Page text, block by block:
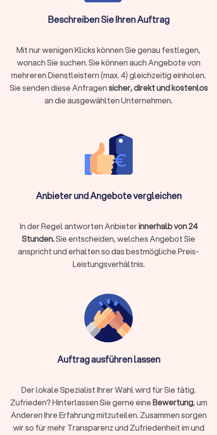
Schilderung Ihrer Lebens- und Finanzsituation die besten
Absicherungen zu gewährleisten. Ob
Versicherungsberater in Hanau sind Sie in den besten
Baufinanzierung, Hypotheken & Immobilien
Finanzierungen rund um Immobilienkauf, Immobilienverkauf
Hypotheken und Immobilien allgemein helfen Ihnen, das
Beste aus Ihrer Immobiliensituation herauszuholen.
beratung
Wer Vermögen hat, möchte es behalten und erhöhen. Wer
aufbauen. Für Berater zu Vermögensverwaltung,
Finanzplanung und -beratung finden Sie bei uns wertvolle
Hinweise auf die passende Finanzberatung in Hanau.
unterstützen Sie dabei, mit Ihren finanziellen Möglichkeiten
einen bestmöglichen Lebensabend zu gestalten. Schon seit
vielen Jahren ist bekannt, dass die gesetzliche Rente für die
wenigsten Menschen für den Erhalt des Lebensstandards
ausreicht. Lassen Sie sich bei der Altersvorsorge von den
Unternehmensberatung & Finanzierung
Die Finanzierung von Unternehmen und Finanzfragen im
Rahmen der Unternehmensberatung ist ein anspruchsvolles
Themenfeld, bei dem ein spezialisierter Finanzberater die
einzig richtige Wahl ist. Erfahren Sie auf einen Blick, wer als
Beschreiben Sie Ihren Auftrag
Mit nur wenigen Klicks können Sie genau festlegen,
wonach Sie suchen. Sie können auch Angebote von
mehreren Dienstleistern (max. 4) gleichzeitig einholen.
Sie senden diese Anfragensicher, direkt und kostenlos
an die ausgewählten Unternehmen.
Anbieter und Angebote vergleichen
In der Regel antworten Anbieterinnerhalb von 24
Stunden.Sie entscheiden, welches Angebot Sie
anspricht und erhalten so das bestmögliche Preis-
Leistungsverhältnis.
Auftrag ausführen lassen
Der lokale Spezialist Ihrer Wahl wird für Sie tätig.
Zufrieden? Hinterlassen Sie gerne eineBewertung, um
Anderen Ihre Erfahrung mitzuteilen. Zusammen sorgen
wir so für mehr Transparenz und Zufriedenheit im und